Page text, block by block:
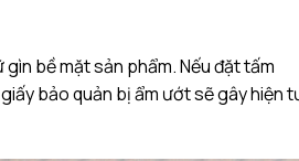
bề mặt sản phẩm. Nếu đặt tấm
bảo quản bị ẩm ướt sẽ gây hiện